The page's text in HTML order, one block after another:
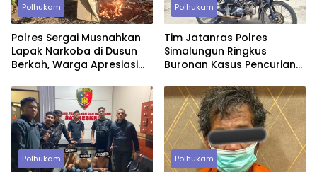
Polhukam
Polres Sergai Musnahkan
Lapak Narkoba di Dusun
Berkah, Warga Apresiasi
Polhukam
Tim Jatanras Polres
Simalungun Ringkus
Buronan Kasus Pencurian
Polhukam Polhukam